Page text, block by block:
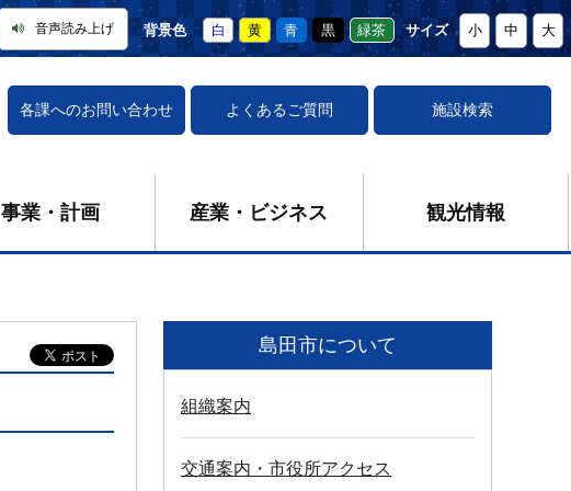
音声読み上げ 背景色 白 黄 青 黒 緑茶 サイズ 小 中 大
各課へのお問い合わせ よくあるご質問 施設検索
事業・計画 産業・ビジネス 観光情報
島田市について
組織案内
交通案内・市役所アクセス